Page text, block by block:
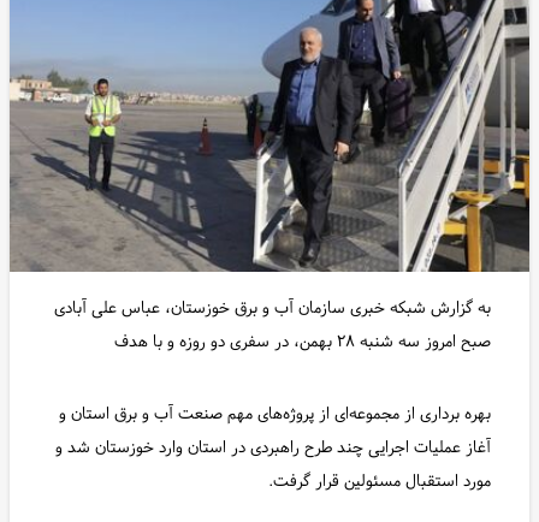
به گزارش شبکه خبری سازمان آب و برق خوزستان، عباس علی آبادی
صبح امروز سه شنبه ۲۸ بهمن، در سفری دو روزه و با هدف
بهره برداری از مجموعه‌ای از پروژه‌های مهم صنعت آب و برق استان و
آغاز عملیات اجرایی چند طرح راهبردی در استان وارد خوزستان شد و
مورد استقبال مسئولین قرار گرفت.